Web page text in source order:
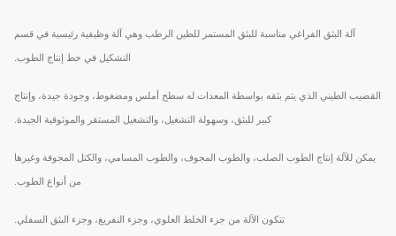
آلة البثق الفراغي مناسبة للبثق المستمر للطين الرطب وهي آلة وظيفية رئيسية في قسم
التشكيل في خط إنتاج الطوب.
القضيب الطيني الذي يتم بثقه بواسطة المعدات له سطح أملس ومضغوط، وجودة جيدة، وإنتاج
كبير للبثق، وسهولة التشغيل، والتشغيل المستقر والموثوقية الجيدة.
يمكن للآلة إنتاج الطوب الصلب، والطوب المجوف، والطوب المسامي، والكتل المجوفة وغيرها
من أنواع الطوب.
تتكون الآلة من جزء الخلط العلوي، وجزء التفريغ، وجزء البثق السفلي.